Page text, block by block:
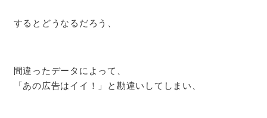
するとどうなるだろう、
間違ったデータによって、
「あの広告はイイ！」と勘違いしてしまい、